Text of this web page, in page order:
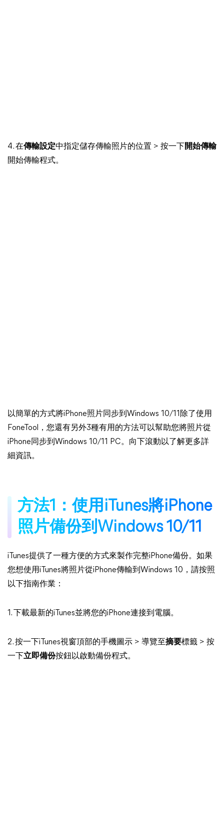
4. 在傳輸設定中指定儲存傳輸照片的位置 > 按一下 開始傳輸
開始傳輸程式。
以簡單的方式將iPhone照片同步到Windows 10/11除了使用
FoneTool，您還有另外3種有用的方法可以幫助您將照片從
iPhone同步到Windows 10/11 PC。向下滾動以了解更多詳
細資訊。
方法1：使用iTunes將iPhone
照片備份到Windows 10/11
iTunes提供了一種方便的方式來製作完整iPhone備份。如果
您想使用iTunes將照片從iPhone傳輸到Windows 10，請按照
以下指南作業：
1. 下載最新的iTunes並將您的iPhone連接到電腦。
2. 按一下iTunes視窗頂部的手機圖示 > 導覽至摘要標籤 > 按
一下立即備份按鈕以啟動備份程式。